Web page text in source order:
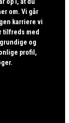
om. Vi går
karriere vi
tilfreds med
og
profil,